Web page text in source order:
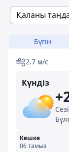
Қаланы
Бүгін
2.7 м/с
Күндіз
Кешке
06 тамыз